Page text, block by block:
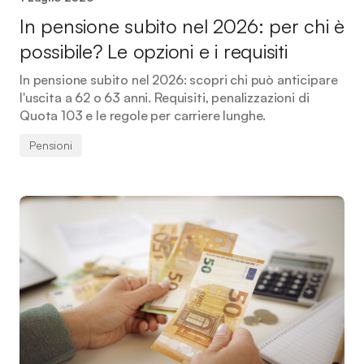
In pensione subito nel 2026: per chi è
possibile? Le opzioni e i requisiti
In pensione subito nel 2026: scopri chi può anticipare
l'uscita a 62 o 63 anni. Requisiti, penalizzazioni di
Quota 103 e le regole per carriere lunghe.
Pensioni